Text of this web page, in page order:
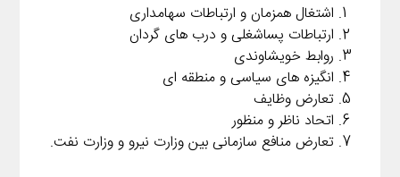
اشتغال همزمان و ارتباطات سهامداری
ارتباطات پساشغلی و درب های گردان
روابط خویشاوندی
انگیزه های سیاسی و منطقه ای
تعارض وظایف
اتحاد ناظر و منظور
تعارض منافع سازمانی بین وزارت نیرو و وزارت نفت.